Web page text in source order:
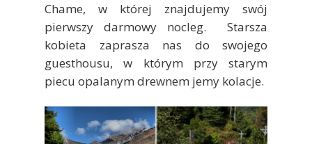
Chame, w której znajdujemy swój
pierwszy darmowy nocleg. Starsza
kobieta zaprasza nas do swojego
guesthousu, w którym przy starym
piecu opalanym drewnem jemy kolacje.